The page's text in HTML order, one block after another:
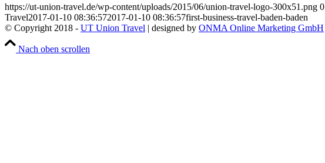
https://ut-union-travel.de/wp-content/uploads/2015/06/union-travel-logo-300x51.png 0
Travel2017-01-10 08:36:572017-01-10 08:36:57first-business-travel-baden-baden
© Copyright 2018 - UT Union Travel | designed by ONMA Online Marketing GmbH
Nach oben scrollen